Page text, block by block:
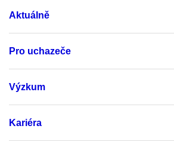
Aktuálně
Pro uchazeče
Výzkum
Kariéra